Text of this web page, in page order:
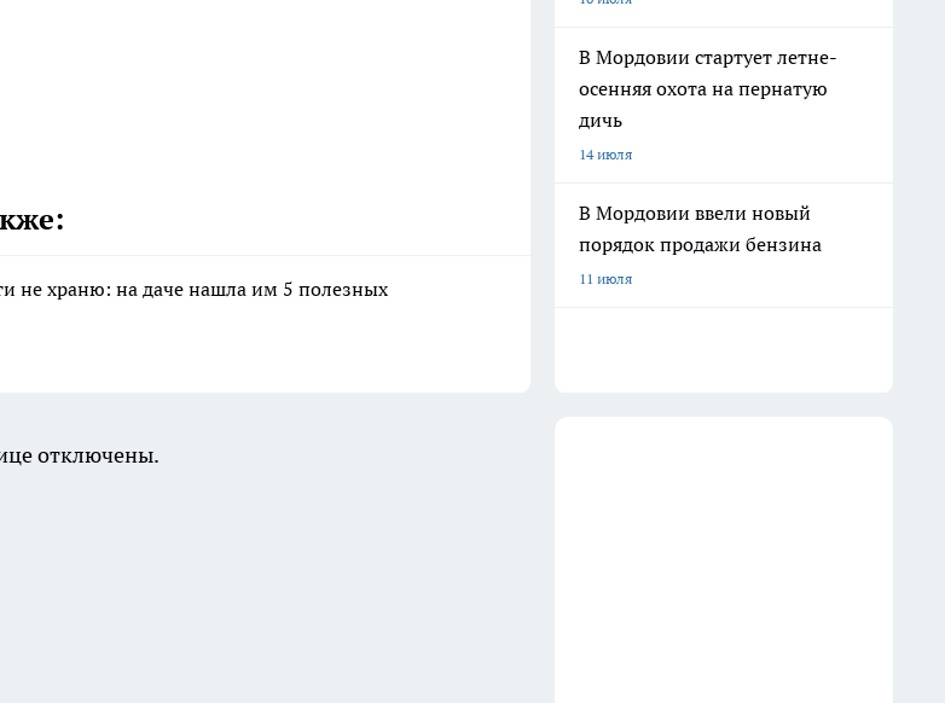
не храню: на даче нашла им 5 полезных
В Мордовии стартует летне-
осенняя охота на пернатую
дичь
14 июля
В Мордовии ввели новый
порядок продажи бензина
11 июля
отключены.